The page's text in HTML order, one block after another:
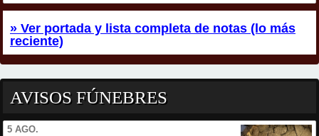
» Ver portada y lista completa de notas (lo más
reciente)
AVISOS FÚNEBRES
5 AGO.